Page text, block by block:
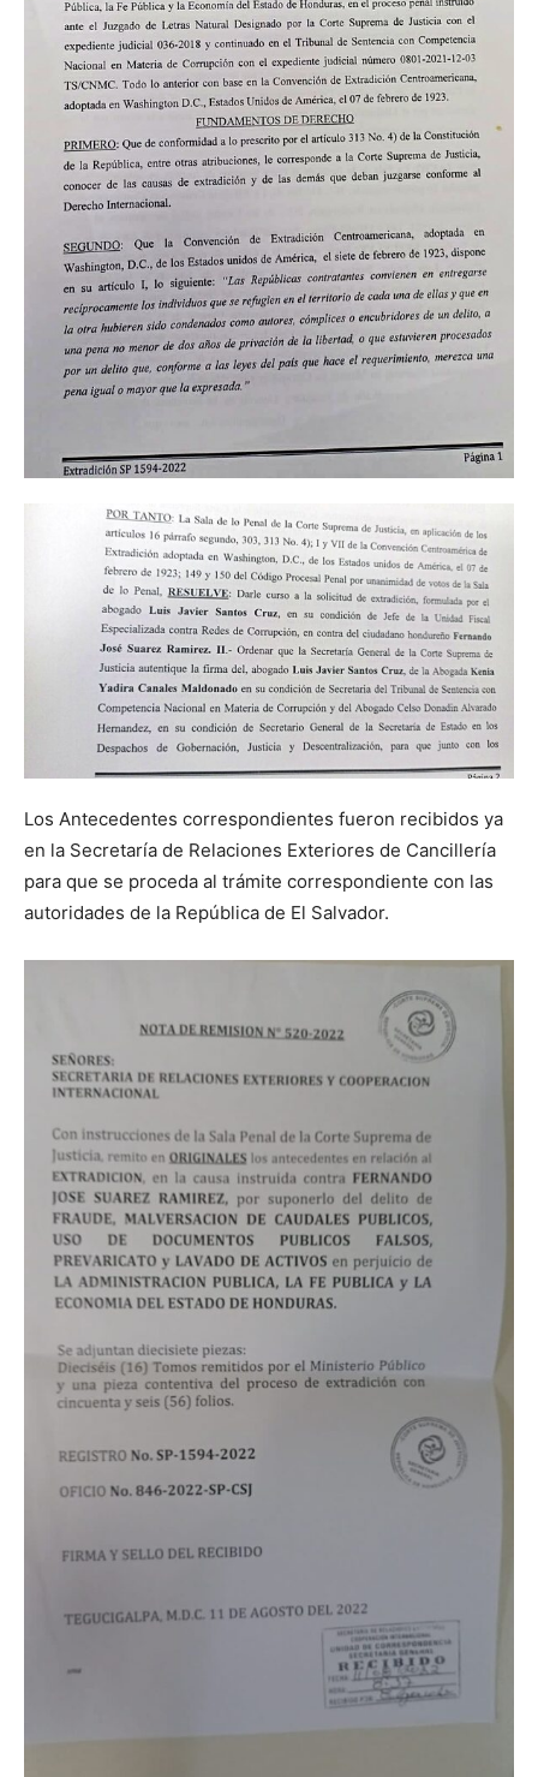
Los Antecedentes correspondientes fueron recibidos ya
en la Secretaría de Relaciones Exteriores de Cancillería
para que se proceda al trámite correspondiente con las
autoridades de la República de El Salvador.